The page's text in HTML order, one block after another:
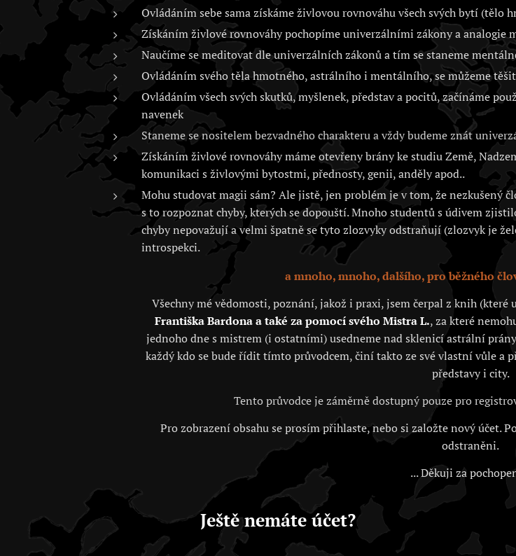
Ovládáním sebe sama získáme živlovou rovnováhu všech svých bytí (tělo
Získáním živlové rovnováhy pochopíme univerzálními zákony a analogie
Naučíme se meditovat dle univerzálních zákonů a tím se staneme
Ovládáním svého těla hmotného, astrálního i mentálního, se můžeme
Ovládáním všech svých skutků, myšlenek, představ a pocitů, začínáme
navenek
Staneme se nositelem bezvadného charakteru a vždy budeme znát
Získáním živlové rovnováhy máme otevřeny brány ke studiu Země,
komunikaci s živlovými bytostmi, přednosty, genii, anděly apod..
Mohu studovat magii sám? Ale jistě, jen problém je v tom, že nezkušený
s to rozpoznat chyby, kterých se dopouští. Mnoho studentů s údivem
chyby nepovažují a velmi špatně se tyto zlozvyky odstraňují (zlozvyk je
introspekci.
a mnoho, mnoho, dalšího, pro běžného
Všechny mé vědomosti, poznání, jakož i praxi, jsem čerpal z knih
Františka Bardona a také za pomocí svého Mistra L., za které
jednoho dne s mistrem (i ostatními) usedneme nad sklenicí astrální
každý kdo se bude řídit tímto průvodcem, činí takto ze své vlastní vůle a
představy i city.
Tento průvodce je záměrně dostupný pouze pro
Pro zobrazení obsahu se prosím přihlaste, nebo si založte nový účet.
odstraněni.
... Děkuji za
Ještě nemáte účet?